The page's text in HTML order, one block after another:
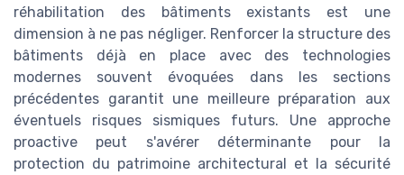
réhabilitation des bâtiments existants est une
dimension à ne pas négliger. Renforcer la structure des
bâtiments déjà en place avec des technologies
modernes souvent évoquées dans les sections
précédentes garantit une meilleure préparation aux
éventuels risques sismiques futurs. Une approche
proactive peut s'avérer déterminante pour la
protection du patrimoine architectural et la sécurité